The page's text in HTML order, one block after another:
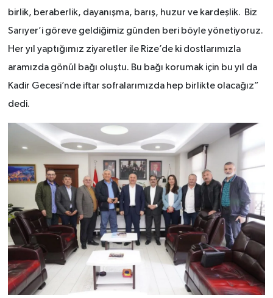
birlik, beraberlik, dayanışma, barış, huzur ve kardeşlik. Biz
Sarıyer’i göreve geldiğimiz günden beri böyle yönetiyoruz.
Her yıl yaptığımız ziyaretler ile Rize’de ki dostlarımızla
aramızda gönül bağı oluştu. Bu bağı korumak için bu yıl da
Kadir Gecesi’nde iftar sofralarımızda hep birlikte olacağız”
dedi.